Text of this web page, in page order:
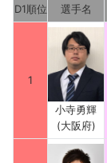
D1順位 選手名
1
小寺勇輝
(大阪府)